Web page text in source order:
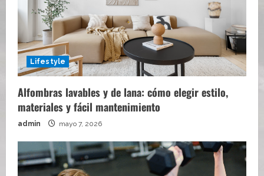
Lifestyle
Alfombras lavables y de lana: cómo elegir estilo,
materiales y fácil mantenimiento
admin mayo 7, 2026